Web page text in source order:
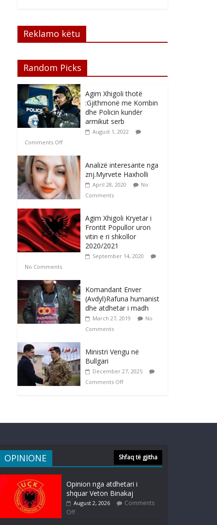
Reklamo këtu
Random Picks
Agim Xhigoli thotë
:Gjithmonë me Kombin
dhe Policin kundër
armikut serb
August 1, 2022
Comments Off
Analizë interesante nga
znj.Myrvete Haxholli
April 28, 2020
No
Comments
Agim Xhigoli Kryetar i
Frontit Popullor uron
vitin e ri shkollor
2020/2021
September 14, 2020
No Comments
Komandant Enver
(Avdyl)Rafuna humanist
dhe atdhetar i madh
March 27, 2019
No
Comments
Ministri Vengu në
Bullgari
December 27, 2025
Comments Off
OPINIONE Shfaq të gjitha
Opinion nga atdhetari i
shquar Veton Binakaj
August 2, 2026
Comments
Off